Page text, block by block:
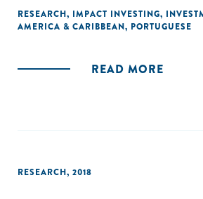
como equidade de gênero, avaliação
oportunidades climáticas para o
portfólio. Coordenação e análise
RESEARCH, IMPACT INVESTING,
AMERICA & CARIBBEAN, PORTUGUESE
READ MORE
RESEARCH, 2018